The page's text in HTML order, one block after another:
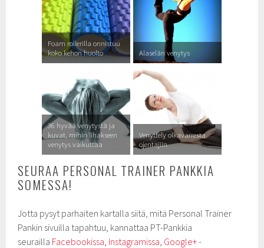
Foam rollerilla onnistuu
koko kehon huolto
Alaselän venytys
36 hyvää venytystä ja
kuvat, mihin lihakseen
venytys vaikuttaa
Venyttely olkavarresta
ojentajiin
SEURAA PERSONAL TRAINER PANKKIA
SOMESSA!
Jotta pysyt parhaiten kartalla siitä, mitä Personal Trainer
Pankin sivuilla tapahtuu, kannattaa PT-Pankkia
seurailla Facebookissa Instagramissa Google+ -